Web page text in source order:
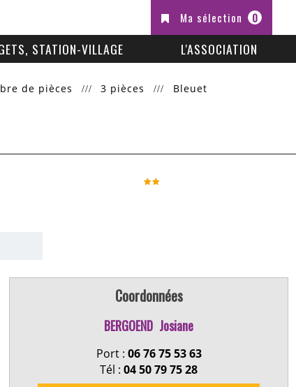
Ma sélection 0
STATION-VILLAGE L'ASSOCIATION
de pièces 3 pièces Bleuet
Coordonnées
BERGOEND Josiane
Port : 06 76 75 53 63
Tél : 04 50 79 75 28